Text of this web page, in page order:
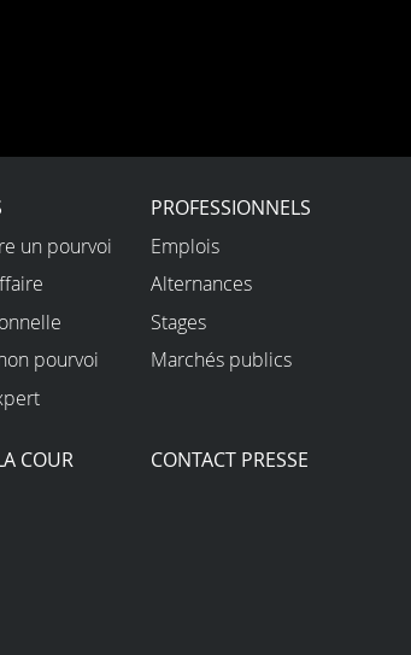
un pourvoi
pourvoi
PROFESSIONNELS
Emplois
Alternances
Stages
Marchés publics
COUR CONTACT PRESSE